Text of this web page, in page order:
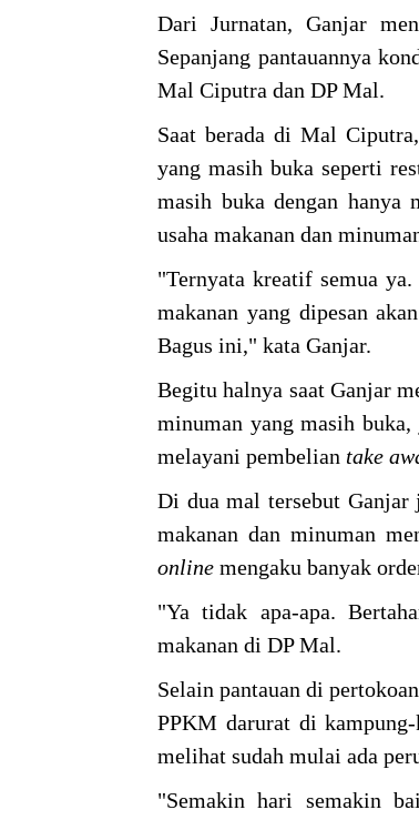
Dari Jurnatan, Ganjar
Sepanjang pantauannya
Mal Ciputra dan DP Mal.
Saat berada di Mal
yang masih buka seperti
masih buka dengan hanya
usaha makanan dan
"Ternyata kreatif semua
makanan yang dipesan
Bagus ini," kata Ganjar.
Begitu halnya saat Ganjar
minuman yang masih
melayani pembelian take
Di dua mal tersebut Ganjar
makanan dan minuman
online mengaku banyak
"Ya tidak apa-apa.
makanan di DP Mal.
Selain pantauan di
PPKM darurat di
melihat sudah mulai ada
"Semakin hari semakin